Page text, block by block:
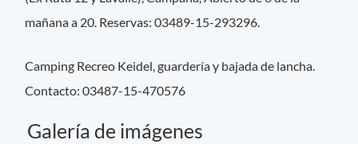
mañana a 20. Reservas: 03489-15-293296.
Camping Recreo Keidel, guardería y bajada de lancha.
Contacto: 03487-15-470576
Galería de imágenes